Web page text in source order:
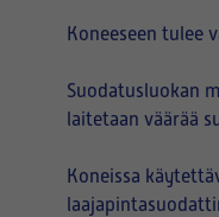
Koneeseen tulee
Suodatusluokan
laitetaan väärää
Koneissa